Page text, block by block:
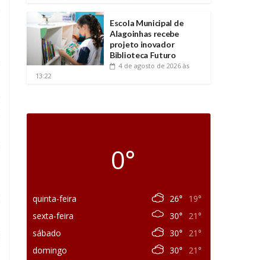
Escola Municipal de
Alagoinhas recebe
projeto inovador
Biblioteca Futuro
4 de agosto de 2026 às
13:22
0°
quinta-feira 26°
19°
sexta-feira
30°
21°
sábado
30°
21°
domingo
30° 21°